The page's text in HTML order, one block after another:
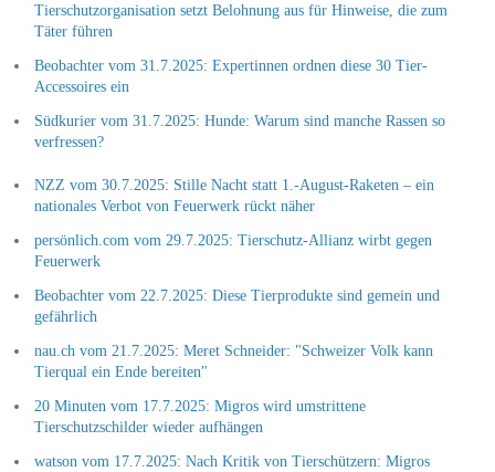
Tierschutzorganisation setzt Belohnung aus für Hinweise, die zum
Täter führen
Beobachter vom 31.7.2025: Expertinnen ordnen diese 30 Tier-
Accessoires ein
Südkurier vom 31.7.2025: Hunde: Warum sind manche Rassen so
verfressen?
NZZ vom 30.7.2025: Stille Nacht statt 1.-August-Raketen – ein
nationales Verbot von Feuerwerk rückt näher
persönlich.com vom 29.7.2025: Tierschutz-Allianz wirbt gegen
Feuerwerk
Beobachter vom 22.7.2025: Diese Tierprodukte sind gemein und
gefährlich
nau.ch vom 21.7.2025: Meret Schneider: "Schweizer Volk kann
Tierqual ein Ende bereiten"
20 Minuten vom 17.7.2025: Migros wird umstrittene
Tierschutzschilder wieder aufhängen
watson vom 17.7.2025: Nach Kritik von Tierschützern: Migros